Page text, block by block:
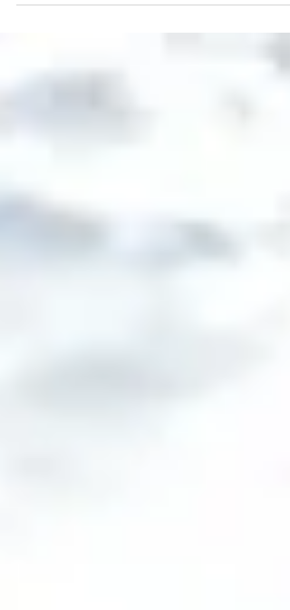
digitales , pero si deseas puedes...